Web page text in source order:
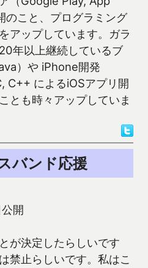
こと、プログラミング
アップしています。ガラ
年以上継続しているブ
）や iPhone開発
C++ によるiOSアプリ開
とも時々アップしていま
バンド応援
開
が決定したらしいです
禁止らしいです。私はこ